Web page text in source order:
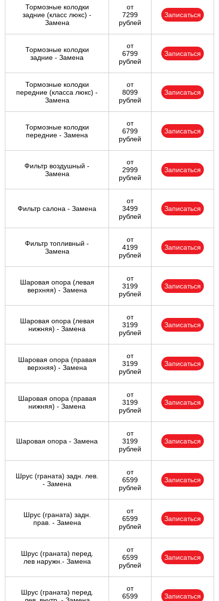
Тормозные колодки
задние (класс люкс) -
Замена
от
7299
рублей
Записаться
Тормозные колодки
задние - Замена
от
6799
рублей
Записаться
Тормозные колодки
передние (класса люкс) -
Замена
от
8099
рублей
Записаться
Тормозные колодки
передние - Замена
от
6799
рублей
Записаться
Фильтр воздушный -
Замена
от
2999
рублей
Записаться
Фильтр салона - Замена
от
3499
рублей
Записаться
Фильтр топливный -
Замена
от
4199
рублей
Записаться
Шаровая опора (левая
верхняя) - Замена
от
3199
рублей
Записаться
Шаровая опора (левая
нижняя) - Замена
от
3199
рублей
Записаться
Шаровая опора (правая
верхняя) - Замена
от
3199
рублей
Записаться
Шаровая опора (правая
нижняя) - Замена
от
3199
рублей
Записаться
Шаровая опора - Замена
от
3199
рублей
Записаться
Шрус (граната) задн. лев.
- Замена
от
6599
рублей
Записаться
Шрус (граната) задн.
прав. - Замена
от
6599
рублей
Записаться
Шрус (граната) перед.
лев наружн.- Замена
от
6599
рублей
Записаться
Шрус (граната) перед.
от
6599
Записаться